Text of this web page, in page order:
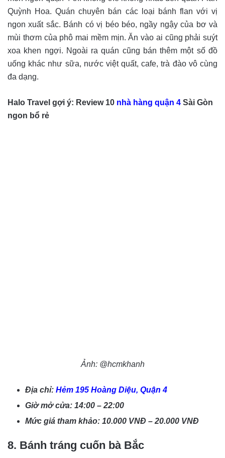
Quỳnh Hoa. Quán chuyên bán các loại bánh flan với vị
ngon xuất sắc. Bánh có vị béo béo, ngầy ngậy của bơ và
mùi thơm của phô mai mềm mịn. Ăn vào ai cũng phải suýt
xoa khen ngợi. Ngoài ra quán cũng bán thêm một số đồ
uống khác như sữa, nước việt quất, cafe, trà đào vô cùng
đa dạng.
Halo Travel gợi ý: Review 10 nhà hàng quận 4 Sài Gòn
ngon bổ rẻ
Ảnh: @hcmkhanh
Địa chỉ: Hẻm 195 Hoàng Diệu, Quận 4
Giờ mở cửa: 14:00 – 22:00
Mức giá tham khảo: 10.000 VNĐ – 20.000 VNĐ
8. Bánh tráng cuốn bà Bắc